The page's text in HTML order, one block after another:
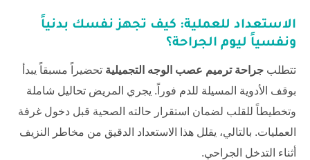
الاستعداد للعملية: كيف تجهز نفسك بدنياً
ونفسياً ليوم الجراحة؟
تتطلب جراحة ترميم عصب الوجه التجميلية تحضيراً مسبقاً يبدأ
بوقف الأدوية المسيلة للدم فوراً. يجري المريض تحاليل شاملة
وتخطيطاً للقلب لضمان استقرار حالته الصحية قبل دخول غرفة
العمليات. بالتالي، يقلل هذا الاستعداد الدقيق من مخاطر النزيف
أثناء التدخل الجراحي.